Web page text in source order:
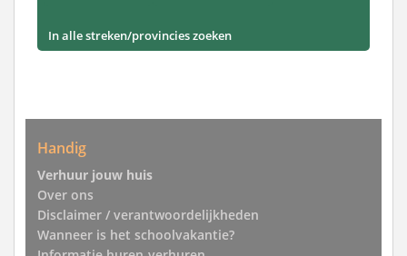
In alle streken/provincies zoeken
Handig
Verhuur jouw huis
Over ons
Disclaimer / verantwoordelijkheden
Wanneer is het schoolvakantie?